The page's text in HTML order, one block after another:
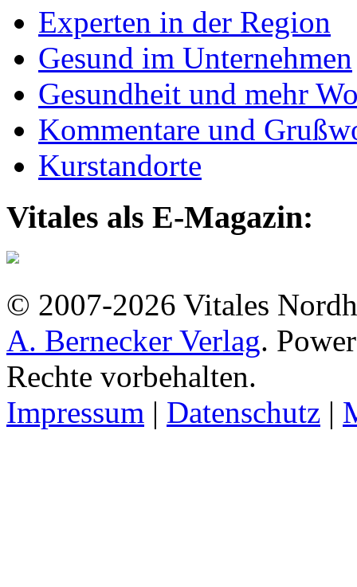
Experten in der Region
Gesund im Unternehmen
Gesundheit und mehr
Kommentare und
Kurstandorte
Vitales als E-Magazin:
© 2007-2026 Vitales
A. Bernecker Verlag.
Rechte vorbehalten.
Impressum | Datenschutz |